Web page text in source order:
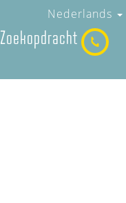
Nederlands
Zoekopdracht